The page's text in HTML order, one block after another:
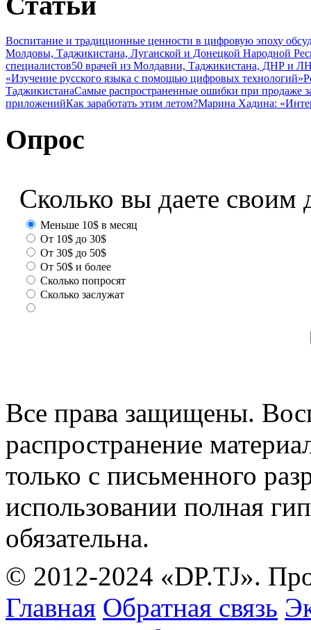
Воспитание и традиционные ценности в цифровую эпоху
Молдовы, Таджикистана, Луганской и Донецкой Народной
специалистов50 врачей из Молдавии, Таджикистана, ДНР и
«Изучение русского языка с помощью цифровых технологий»
ТаджикистанаСамые распространенные ошибки при продаже
приложенийКак заработать этим летом?Марина Хадина:
Опрос
Сколько вы даете своим
Меньше 10$ в месяц
От 10$ до 30$
От 30$ до 50$
От 50$ и более
Сколько попросят
Сколько заслужат
Все права защищены.
распространение
только с письменного
использовании полная
обязательна.
© 2012-2024 «DP.TJ».
Главная Обратная связь